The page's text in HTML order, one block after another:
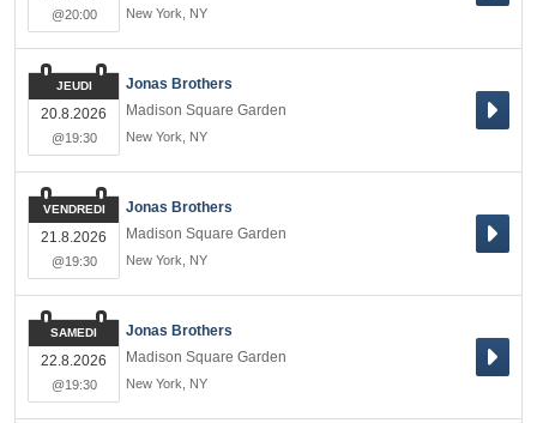
New York NY
@20:00
Jonas Brothers
Madison Square Garden
New York NY
JEUDI
20.8.2026
@19:30
Jonas Brothers
Madison Square Garden
New York NY
VENDREDI
21.8.2026
@19:30
Jonas Brothers
Madison Square Garden
New York NY
SAMEDI
22.8.2026
@19:30